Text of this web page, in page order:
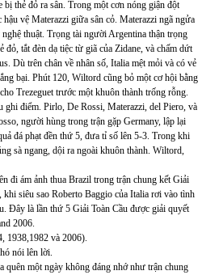
thẻ đỏ ra sân. Trong một cơn nóng giận đột
vệ Materazzi giữa sân cỏ. Materazzi ngã ngửa
thuật. Trọng tài người Argentina thận trọng
tắt đèn dạ tiệc từ giã của Zidane, và chấm dứt
Dù trên chân về nhân số, Italia mệt mỏi và có vẻ
bại. Phút 120, Wiltord cũng bỏ một cơ hội bằng
Trezeguet trước một khuôn thành trống rỗng.
ghi điểm. Pirlo, De Rossi, Materazzi, del Piero, và
người hùng trong trận gặp Germany, lập lại
đá phạt đền thứ 5, đưa tỉ số lên 5-3. Trong khi
sà ngang, dội ra ngoài khuôn thành. Wiltord,
đi ám ảnh thua Brazil trong trận chung kết Giải
khi siêu sao Roberto Baggio của Italia rơi vào tình
Đây là lần thứ 5 Giải Toàn Cầu được giải quyết
2006.
1938,1982 và 2006).
nói lên lời.
quên một ngày không đáng nhớ như trận chung